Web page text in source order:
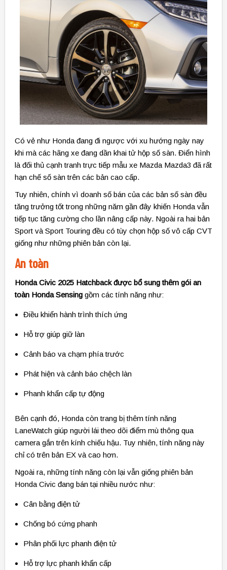
Có vẻ như Honda đang đi ngược với xu hướng ngày nay
khi mà các hãng xe đang dần khai tử hộp số sàn. Điển hình
là đối thủ cạnh tranh trực tiếp mẫu xe Mazda Mazda3 đã rất
hạn chế số sàn trên các bản cao cấp.
Tuy nhiên, chính vì doanh số bán của các bản số sàn đều
tăng trưởng tốt trong những năm gần đây khiến Honda vẫn
tiếp tục tăng cường cho lần nâng cấp này. Ngoài ra hai bản
Sport và Sport Touring đều có tùy chọn hộp số vô cấp CVT
giống như những phiên bản còn lại.
An toàn
Honda Civic 2025 Hatchback được bổ sung thêm gói an
toàn Honda Sensinggồm các tính năng như:
Điều khiển hành trình thích ứng
Hỗ trợ giúp giữ làn
Cảnh báo va chạm phía trước
Phát hiện và cảnh báo chệch làn
Phanh khẩn cấp tự động
Bên cạnh đó, Honda còn trang bị thêm tính năng
LaneWatch giúp người lái theo dõi điểm mù thông qua
camera gắn trên kính chiếu hậu. Tuy nhiên, tính năng này
chỉ có trên bản EX và cao hơn.
Ngoài ra, những tính năng còn lại vẫn giống phiên bản
Honda Civic đang bán tại nhiều nước như:
Cân bằng điện tử
Chống bó cứng phanh
Phân phối lực phanh điện tử
Hỗ trợ lực phanh khẩn cấp